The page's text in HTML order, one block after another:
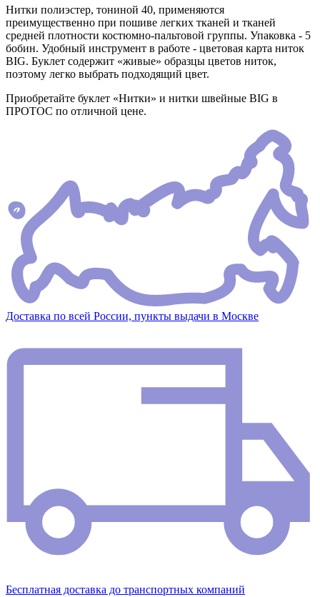
Нитки полиэстер, тониной 40, применяются
преимущественно при пошиве легких тканей и тканей
средней плотности костюмно-пальтовой группы. Упаковка - 5
бобин. Удобный инструмент в работе - цветовая карта ниток
BIG. Буклет содержит «живые» образцы цветов ниток,
поэтому легко выбрать подходящий цвет.
Приобретайте буклет «Нитки» и нитки швейные BIG в
ПРОТОС по отличной цене.
Доставка по всей России, пункты выдачи в Москве
Бесплатная доставка до транспортных компаний